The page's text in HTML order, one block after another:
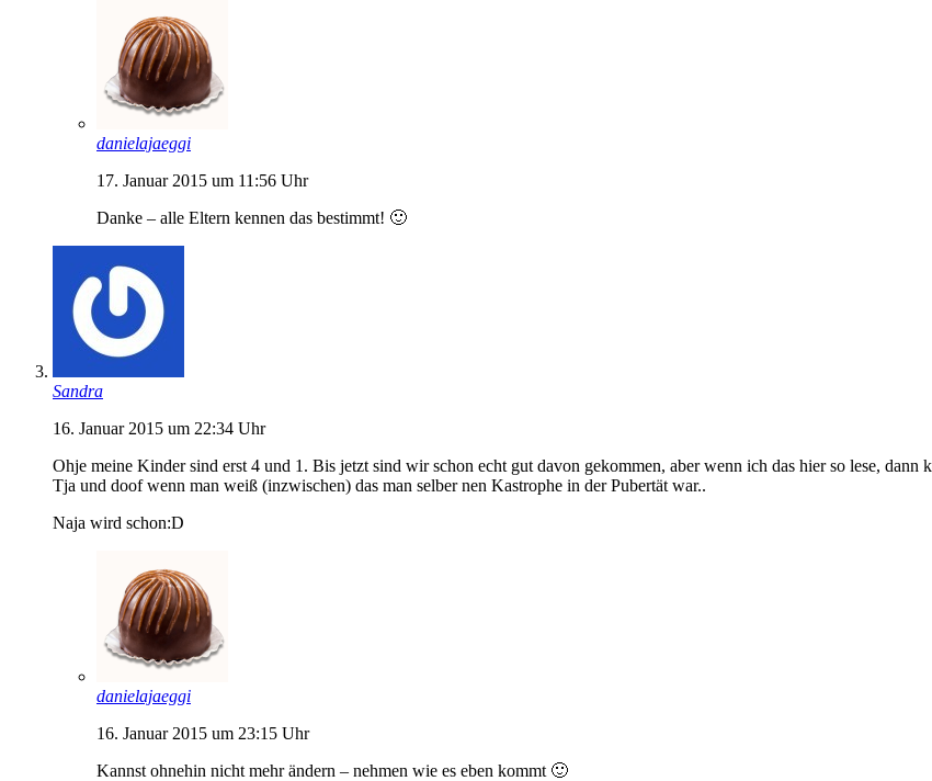
danielajaeggi
17. Januar 2015 um 11:56 Uhr
Danke – alle Eltern kennen das bestimmt! 🙂
Sandra
16. Januar 2015 um 22:34 Uhr
Ohje meine Kinder sind erst 4 und 1. Bis jetzt sind wir schon echt gut davon gekommen, aber wenn ich das hier so lese, dann
Tja und doof wenn man weiß (inzwischen) das man selber nen Kastrophe in der Pubertät war..
Naja wird schon:D
danielajaeggi
16. Januar 2015 um 23:15 Uhr
Kannst ohnehin nicht mehr ändern – nehmen wie es eben kommt 🙂